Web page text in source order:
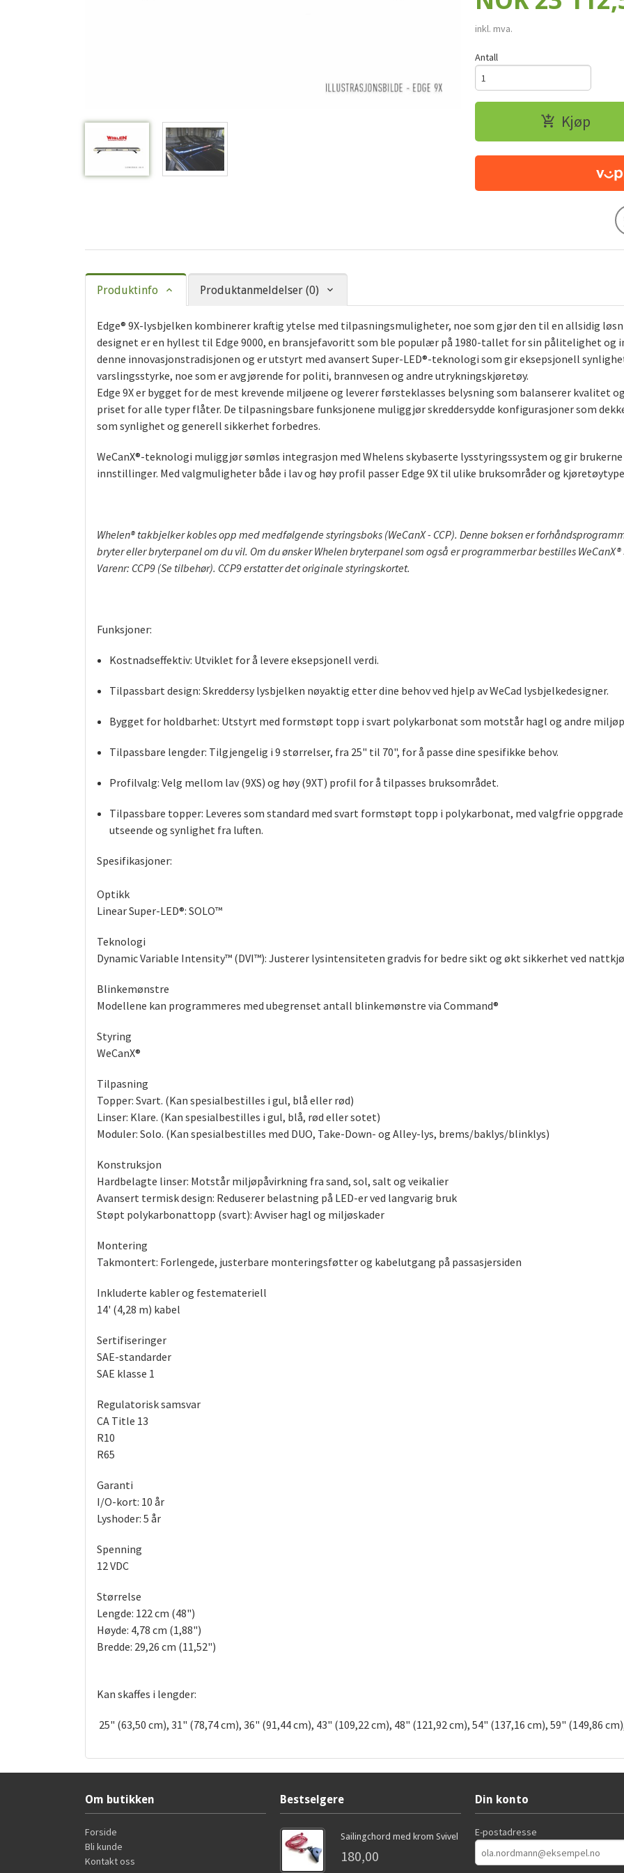
inkl. mva.
Antall
Kjøp
Produktinfo Produktanmeldelser (0)
Edge® 9X-lysbjelken kombinerer kraftig ytelse med tilpasningsmuligheter, noe som gjør den til en allsidig
designet er en hyllest til Edge 9000, en bransjefavoritt som ble populær på 1980-tallet for sin pålitelighet og
denne innovasjonstradisjonen og er utstyrt med avansert Super-LED®-teknologi som gir eksepsjonell
varslingsstyrke, noe som er avgjørende for politi, brannvesen og andre utrykningskjøretøy.
Edge 9X er bygget for de mest krevende miljøene og leverer førsteklasses belysning som balanserer kvalitet
priset for alle typer flåter. De tilpasningsbare funksjonene muliggjør skreddersydde konfigurasjoner som
som synlighet og generell sikkerhet forbedres.
WeCanX®-teknologi muliggjør sømløs integrasjon med Whelens skybaserte lysstyringssystem og gir
innstillinger. Med valgmuligheter både i lav og høy profil passer Edge 9X til ulike bruksområder og
Whelen® takbjelker kobles opp med medfølgende styringsboks (WeCanX - CCP). Denne boksen er
bryter eller bryterpanel om du vil. Om du ønsker Whelen bryterpanel som også er programmerbar bestilles
Varenr: CCP9 (Se tilbehør). CCP9 erstatter det originale styringskortet.
Funksjoner:
Kostnadseffektiv: Utviklet for å levere eksepsjonell verdi.
Tilpassbart design: Skreddersy lysbjelken nøyaktig etter dine behov ved hjelp av WeCad lysbjelkedesigner.
Bygget for holdbarhet: Utstyrt med formstøpt topp i svart polykarbonat som motstår hagl og andre
Tilpassbare lengder: Tilgjengelig i 9 størrelser, fra 25" til 70", for å passe dine spesifikke behov.
Profilvalg: Velg mellom lav (9XS) og høy (9XT) profil for å tilpasses bruksområdet.
Tilpassbare topper: Leveres som standard med svart formstøpt topp i polykarbonat, med valgfrie
utseende og synlighet fra luften.
Spesifikasjoner:
Optikk
Linear Super-LED®: SOLO™
Teknologi
Dynamic Variable Intensity™ (DVI™): Justerer lysintensiteten gradvis for bedre sikt og økt sikkerhet ved
Blinkemønstre
Modellene kan programmeres med ubegrenset antall blinkemønstre via Command®
Styring
WeCanX®
Tilpasning
Topper: Svart. (Kan spesialbestilles i gul, blå eller rød)
Linser: Klare. (Kan spesialbestilles i gul, blå, rød eller sotet)
Moduler: Solo. (Kan spesialbestilles med DUO, Take-Down- og Alley-lys, brems/baklys/blinklys)
Konstruksjon
Hardbelagte linser: Motstår miljøpåvirkning fra sand, sol, salt og veikalier
Avansert termisk design: Reduserer belastning på LED-er ved langvarig bruk
Støpt polykarbonattopp (svart): Avviser hagl og miljøskader
Montering
Takmontert: Forlengede, justerbare monteringsføtter og kabelutgang på passasjersiden
Inkluderte kabler og festemateriell
14' (4,28 m) kabel
Sertifiseringer
SAE-standarder
SAE klasse 1
Regulatorisk samsvar
CA Title 13
R10
R65
Garanti
I/O-kort: 10 år
Lyshoder: 5 år
Spenning
12 VDC
Størrelse
Lengde: 122 cm (48")
Høyde: 4,78 cm (1,88")
Bredde: 29,26 cm (11,52")
Kan skaffes i lengder:
25" (63,50 cm), 31" (78,74 cm), 36" (91,44 cm), 43" (109,22 cm), 48" (121,92 cm), 54" (137,16 cm), 59" (149,86
Om butikken
Forside
Bli kunde
Kontakt oss
Bestselgere
Sailingchord med krom Svivel
180,00
Din konto
E-postadresse